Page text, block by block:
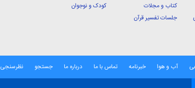
کتاب و مجلات
جلسات تفسیر قرآن
کودک و نوجوان
آب و هوا خبرنامه تماس با ما درباره ما جستجو نظرسنجی